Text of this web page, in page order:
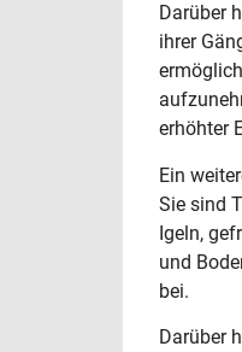
Darüber
ihrer
erhöhter
Ein
Sie sind
Igeln,
und
bei.
Darüber